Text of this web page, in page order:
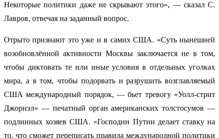
Некоторые политики даже не скрывают этого», — сказал С.
Лавров, отвечая на заданный вопрос.
Отрыто признают это уже и в самих США. «Суть нынешней
возобновлённой активности Москвы заключается не в том,
чтобы диктовать те или иные условия в отдельных уголках
мира, а в том, чтобы подорвать и разрушить возглавляемый
США международный порядок, — бьет тревогу «Уолл-стрит
Джорнэл» — печатный орган американских толстосумов —
подлинных хозяев США. «Господин Путин делает ставку на
то, что сможет переписать правила международной политики